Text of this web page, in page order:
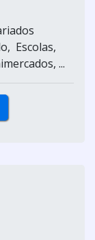
Escolas,
...